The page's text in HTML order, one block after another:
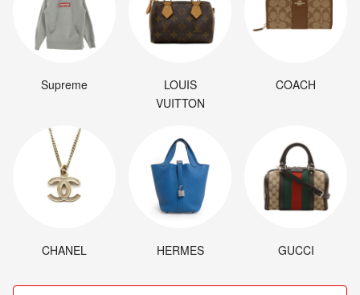
Supreme
LOUIS
VUITTON
COACH
CHANEL HERMES GUCCI